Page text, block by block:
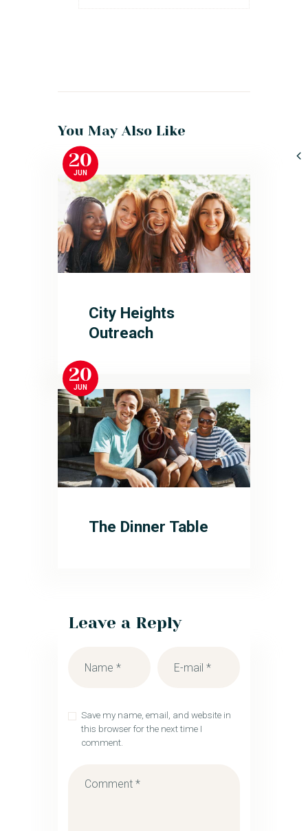
You May Also Like
20
JUN
City Heights
Outreach
20
JUN
The Dinner Table
Leave a Reply
Save my name, email, and website in
this browser for the next time I
comment.